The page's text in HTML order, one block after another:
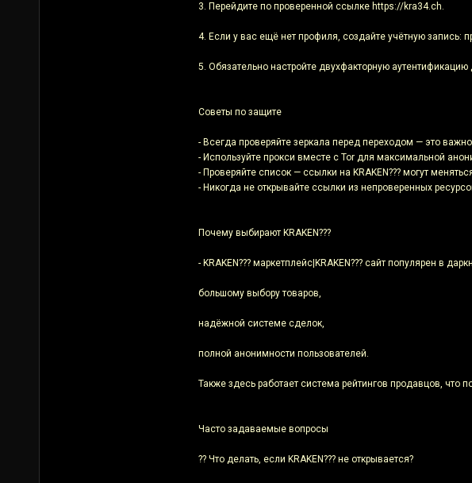
3. Перейдите по проверенной ссылке https://kra34.ch.
4. Если у вас ещё нет профиля, создайте учётную запись:
5. Обязательно настройте двухфакторную
Советы по защите
- Всегда проверяйте зеркала перед переходом — это
- Используйте прокси вместе с Tor для максимальной
- Проверяйте список — ссылки на KRAKEN??? могут
- Никогда не открывайте ссылки из непроверенных
Почему выбирают KRAKEN???
- KRAKEN??? маркетплейс|KRAKEN??? сайт популярен в
большому выбору товаров,
надёжной системе сделок,
полной анонимности пользователей.
Также здесь работает система рейтингов продавцов, что
Часто задаваемые вопросы
?? Что делать, если KRAKEN??? не открывается?